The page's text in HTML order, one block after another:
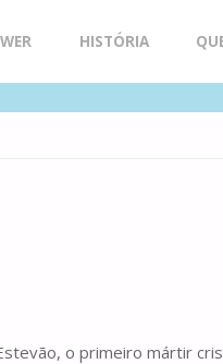
HISTÓRIA
o primeiro mártir